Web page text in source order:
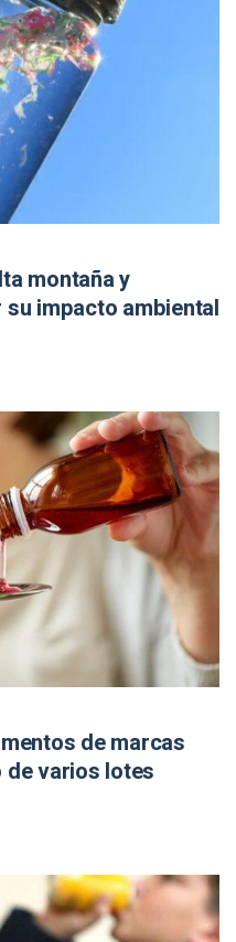
montaña y
impacto ambiental
de marcas
varios lotes